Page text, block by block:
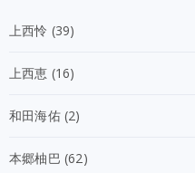
上西怜 (39)
上西恵 (16)
和田海佑(2)
本郷柚巴 (62)